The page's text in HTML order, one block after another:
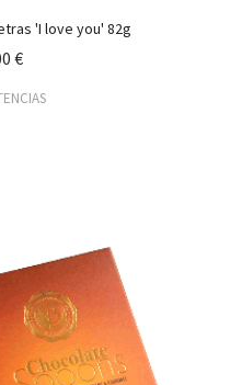
'I love you' 82g
€